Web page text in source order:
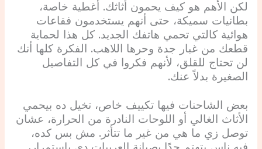
لكن الأهم هو كيف يحمون أثاثك. أغطية خاصة،
بطانيات سميكة، حتى أنهم يستخدمون فقاعات
هوائية كالتي تحمي هاتفك الجديد. كل هذا لحماية
قطعك من غبار جدة وحرها اللاهب. الفكرة كلها أنك
لن تحتاج للقلق، لأنهم فكروا في كل التفاصيل
الصغيرة بدلاً عنك.
بعض الشاحنات فيها تكييف خاص، تخيل ده بيحمي
الأثاث الغالي أو اللوحات النادرة من الحرارة، عشان
توصل زي ما هي من غير ما تتأثر. مش بس كده،